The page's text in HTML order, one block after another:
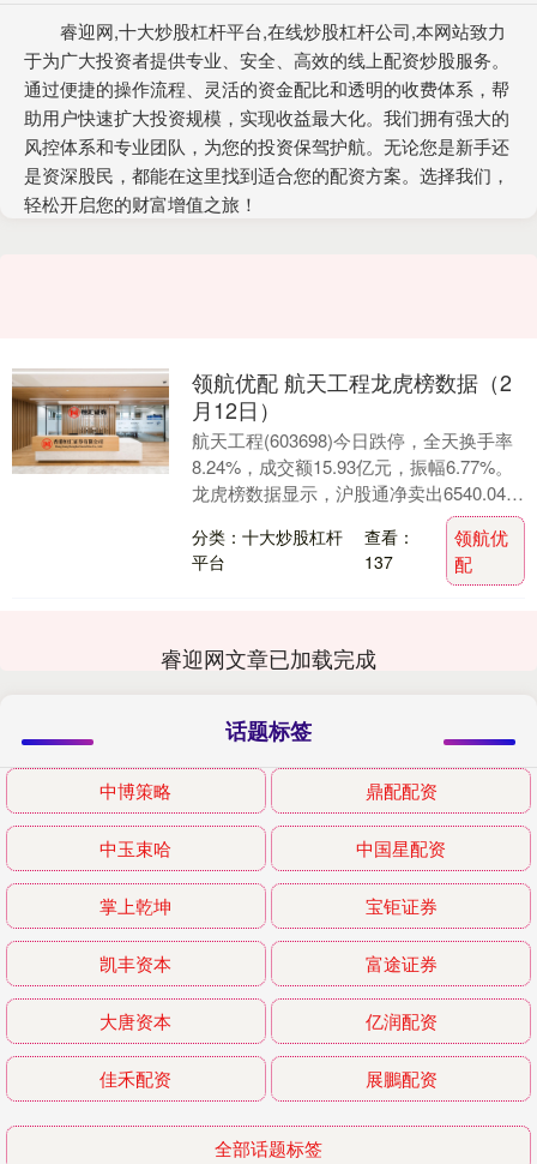
睿迎网,十大炒股杠杆平台,在线炒股杠杆公司,本网站致力
于为广大投资者提供专业、安全、高效的线上配资炒股服务。
通过便捷的操作流程、灵活的资金配比和透明的收费体系，帮
助用户快速扩大投资规模，实现收益最大化。我们拥有强大的
风控体系和专业团队，为您的投资保驾护航。无论您是新手还
是资深股民，都能在这里找到适合您的配资方案。选择我们，
轻松开启您的财富增值之旅！
领航优配 航天工程龙虎榜数据（2
月12日）
航天工程(603698)今日跌停，全天换手率
8.24%，成交额15.93亿元，振幅6.77%。
龙虎榜数据显示，沪股通净卖出6540.04万
分类：十大炒股杠杆
平台
查看：
137
领航优
配
睿迎网文章已加载完成
话题标签
中博策略 鼎配配资
中玉束哈 中国星配资
掌上乾坤 宝钜证券
凯丰资本 富途证券
大唐资本 亿润配资
佳禾配资 展鵬配资
全部话题标签